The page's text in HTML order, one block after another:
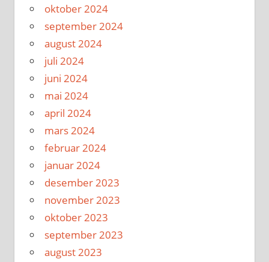
oktober 2024
september 2024
august 2024
juli 2024
juni 2024
mai 2024
april 2024
mars 2024
februar 2024
januar 2024
desember 2023
november 2023
oktober 2023
september 2023
august 2023